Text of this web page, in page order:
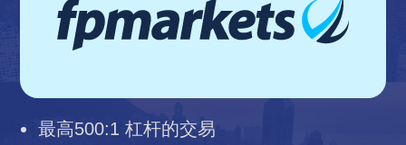
最高500:1 杠杆的交易